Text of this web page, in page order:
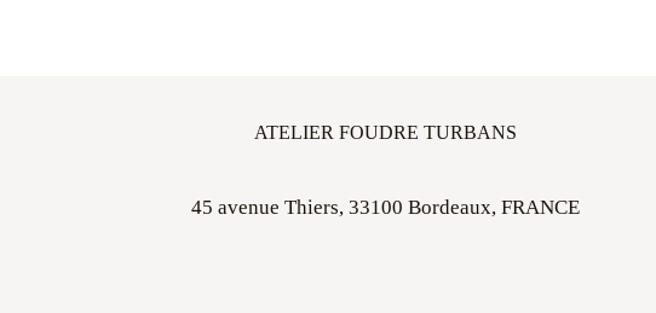
ATELIER FOUDRE TURBANS
45 avenue Thiers, 33100 Bordeaux, FRANCE